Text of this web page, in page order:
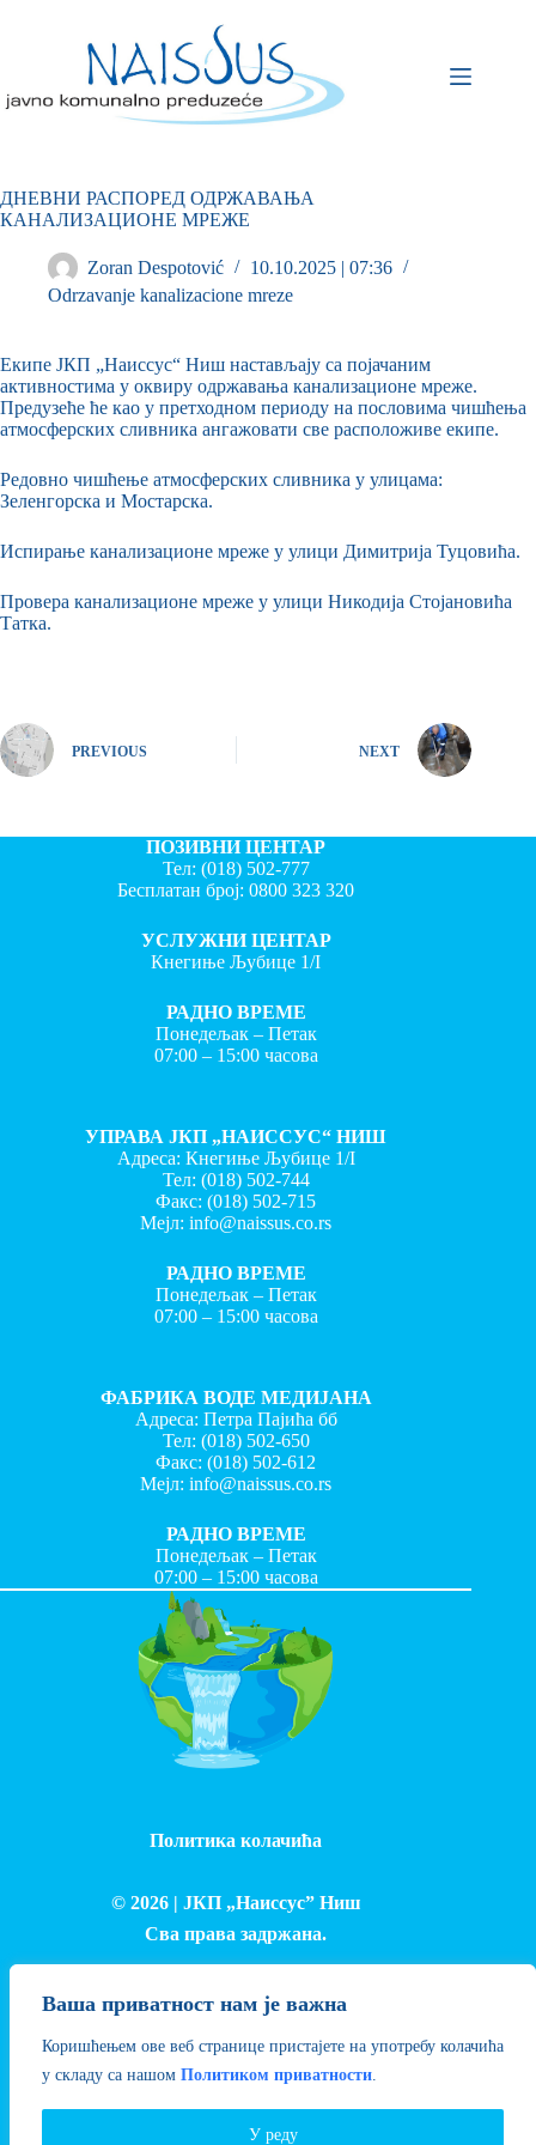
Ваша приватност нам је важна
Коришћењем ове веб странице пристајете на употребу колачића
у складу са нашом Политиком приватности.
У реду
ДНЕВНИ РАСПОРЕД ОДРЖАВАЊА
КАНАЛИЗАЦИОНЕ МРЕЖЕ
Zoran Despotović
10.10.2025 | 07:36
Odrzavanje kanalizacione mreze
Екипе ЈКП „Наиссус“ Ниш настављају са појачаним
активностима у оквиру одржавања канализационе мреже.
Предузеће ће као у претходном периоду на пословима чишћења
атмосферских сливника ангажовати све расположиве екипе.
Редовно чишћење атмосферских сливника у улицама:
Зеленгорска и Мостарска.
Испирање канализационе мреже у улици Димитрија Туцовића.
Провера канализационе мреже у улици Никодија Стојановића
Татка.
PREVIOUS NEXT
ПОЗИВНИ ЦЕНТАР
Тел: (018) 502-777
Бесплатан број:0800 323 320
УСЛУЖНИ ЦЕНТАР
Кнегиње Љубице 1/I
РАДНО ВРЕМЕ
Понедељак – Петак
07:00 – 15:00 часова
УПРАВА ЈКП „НАИССУС“ НИШ
Адреса: Кнегиње Љубице 1/I
Тел: (018) 502-744
Факс:(018) 502-715
Мејл:info@naissus.co.rs
РАДНО ВРЕМЕ
Понедељак – Петак
07:00 – 15:00 часова
ФАБРИКА ВОДЕ МЕДИЈАНА
Адреса: Петра Пајића бб
Тел: (018) 502-650
Факс:(018) 502-612
Мејл:info@naissus.co.rs
РАДНО ВРЕМЕ
Понедељак – Петак
07:00 – 15:00 часова
Политика колачића
© 2026 | ЈКП „Наиссус” Ниш
Сва права задржана.
Израда и одржавање сајта - Лука Петровић